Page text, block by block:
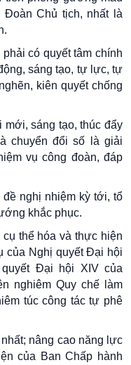
Đoàn Chủ tịch, nhất là
có quyết tâm chính
sáng tạo, tự lực, tự
kiên quyết chống
sáng tạo, thúc đẩy
chuyển đổi số là giải
vụ công đoàn, đáp
nghị nhiệm kỳ tới, tổ
khắc phục.
thể hóa và thực hiện
của Nghị quyết Đại hội
Đại hội XIV của
nghiêm Quy chế làm
túc công tác tự phê
nâng cao năng lực
của Ban Chấp hành